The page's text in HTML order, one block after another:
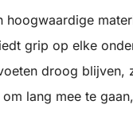
hoogwaardige
grip op elke
droog blijven,
lang mee te